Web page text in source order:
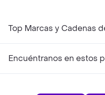
Top Marcas y Cadenas
Encuéntranos en estos